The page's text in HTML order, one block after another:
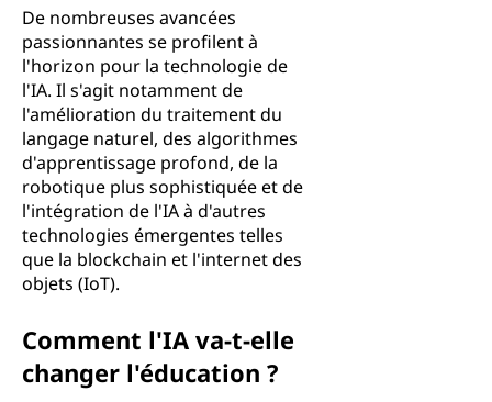
De nombreuses avancées
passionnantes se profilent à
l'horizon pour la technologie de
l'IA. Il s'agit notamment de
l'amélioration du traitement du
langage naturel, des algorithmes
d'apprentissage profond, de la
robotique plus sophistiquée et de
l'intégration de l'IA à d'autres
technologies émergentes telles
que la blockchain et l'internet des
objets (IoT).
Comment l'IA va-t-elle
changer l'éducation ?